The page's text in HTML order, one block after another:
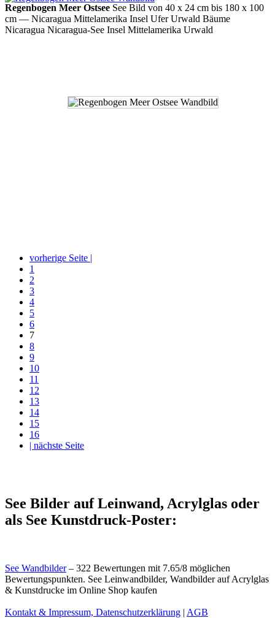
Regenbogen Meer Ostsee See Bild von 40 x 24 cm bis 180 x 100
cm — Nicaragua Mittelamerika Insel Ufer Urwald Bäume
Nicaragua Nicaragua-See Insel Mittelamerika Urwald
vorherige Seite |
1
2
3
4
5
6
7
8
9
10
11
12
13
14
15
16
| nächste Seite
See Bilder auf Leinwand, Acrylglas oder
als See Kunstdruck-Poster:
See Wandbilder– 322 Bewertungen mit 7.65/8 möglichen
Bewertungspunkten. See Leinwandbilder, Wandbilder auf Acrylglas
& Kunstdrucke im Online Shop kaufen
Kontakt & Impressum, Datenschutzerklärung | AGB